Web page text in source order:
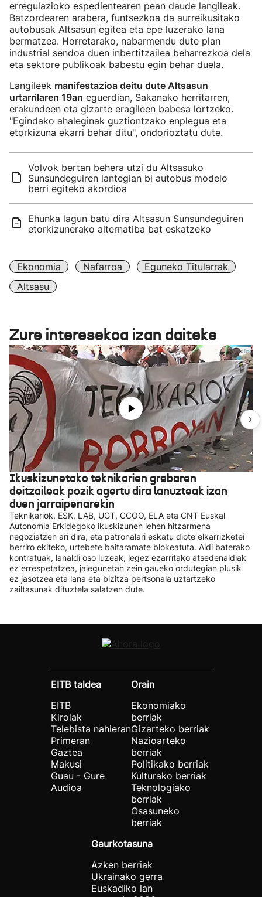
erregulazioko espedientearen pean daude langileak.
Batzordearen arabera, funtsezkoa da aurreikusitako
autobusak Altsasun egitea eta epe luzerako lana
bermatzea. Horretarako, nabarmendu dute plan
industrial sendoa duen inbertitzailea beharrezkoa dela
eta sektore publikoak babestu egin behar duela.
Langileek manifestazioa deitu dute Altsasun
urtarrilaren 19an eguerdian, Sakanako herritarren,
erakundeen eta gizarte eragileen babesa lortzeko.
"Egindako ahaleginak guztiontzako enplegua eta
etorkizuna ekarri behar ditu", ondorioztatu dute.
Volvok bertan behera utzi du Altsasuko
Sunsundeguiren lantegian bi autobus modelo
berri egiteko akordioa
Ehunka lagun batu dira Altsasun Sunsundeguiren
etorkizunerako alternatiba bat eskatzeko
Ekonomia Nafarroa
Eguneko Titularrak
Altsasu
Zure interesekoa izan daiteke
Ikuskizunetako teknikarien grebaren
deitzaileak pozik agertu dira lanuzteak izan
duen jarraipenarekin
Teknikariok, ESK, LAB, UGT, CCOO, ELA eta CNT Euskal
Autonomia Erkidegoko ikuskizunen lehen hitzarmena
negoziatzen ari dira, eta patronalari eskatu diote elkarrizketei
berriro ekiteko, urtebete baitaramate blokeatuta. Aldi baterako
kontratuak, lanaldi oso luzeak, legez ezarritako atsedenaldiak
ez errespetatzea, jaiegunetan zein gaueko ordutegian plusik
ez jasotzea eta lana eta bizitza pertsonala uztartzeko
zailtasunak dituztela salatzen dute.
EITB taldea
EITB
Kirolak
Telebista nahieran
Primeran
Gaztea
Makusi
Guau - Gure
Audioa
Orain
Ekonomiako
berriak
Gizarteko berriak
Nazioarteko
berriak
Politikako berriak
Kulturako berriak
Teknologiako
berriak
Osasuneko
berriak
Gaurkotasuna
Azken berriak
Ukrainako gerra
Euskadiko lan